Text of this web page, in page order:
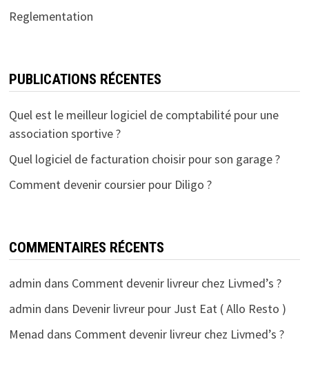
Reglementation
PUBLICATIONS RÉCENTES
Quel est le meilleur logiciel de comptabilité pour une
association sportive ?
Quel logiciel de facturation choisir pour son garage ?
Comment devenir coursier pour Diligo ?
COMMENTAIRES RÉCENTS
admin dans Comment devenir livreur chez Livmed’s ?
admin dans Devenir livreur pour Just Eat ( Allo Resto )
Menad dans Comment devenir livreur chez Livmed’s ?